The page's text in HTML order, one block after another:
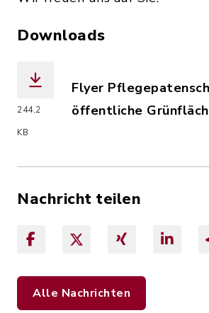
Downloads
244,2
KB
Flyer
öffentliche
Nachricht teilen
Alle Nachrichten